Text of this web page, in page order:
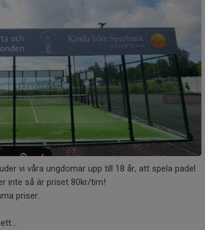
vi våra ungdomar upp till 18 år, att spela padel
inte så är priset 80kr/tim!
priser.